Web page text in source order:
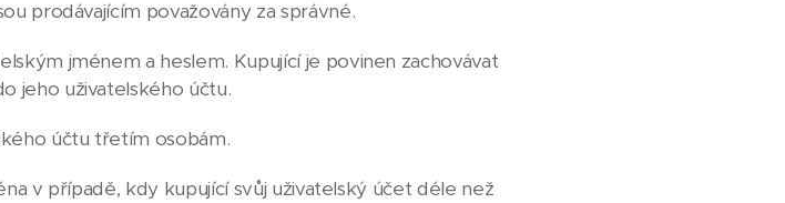
prodávajícím považovány za správné.
jménem a heslem. Kupující je povinen zachovávat
jeho uživatelského účtu.
účtu třetím osobám.
v případě, kdy kupující svůj uživatelský účet déle než